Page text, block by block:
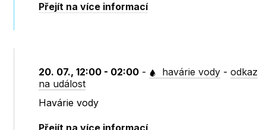
Přejít na více informací
20. 07., 12:00 - 02:00 - havárie vody -odkaz
na událost
Havárie vody
Přejít na více informací